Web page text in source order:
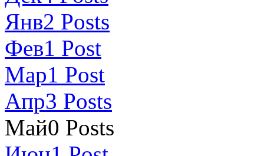
Янв2 Posts
Фев1 Post
Мар1 Post
Апр3 Posts
Май0 Posts